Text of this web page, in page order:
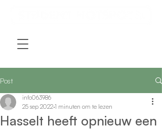
Post
Hasselt heeft opnieuw een
info063986
25 sep 2022 1 minuten om te lezen